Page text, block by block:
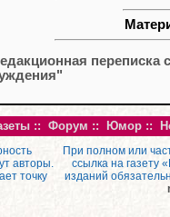
:: Форум :: Юмор ::
авторы.
точку
При полном или
ссылка на газету
изданий